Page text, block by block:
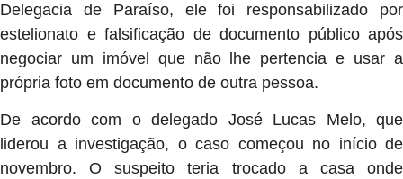
Delegacia de Paraíso, ele foi responsabilizado por
estelionato e falsificação de documento público após
negociar um imóvel que não lhe pertencia e usar a
própria foto em documento de outra pessoa.
De acordo com o delegado José Lucas Melo, que
liderou a investigação, o caso começou no início de
novembro. O suspeito teria trocado a casa onde